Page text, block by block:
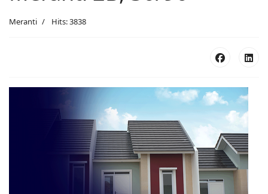
Meranti Hits: 3838